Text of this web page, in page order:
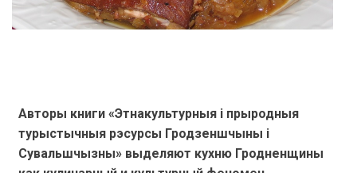
Авторы книги «Этнакультурныя і прыродныя
турыстычныя рэсурсы Гродзеншчыны і
Сувальшчызны» выделяют кухню Гродненщины